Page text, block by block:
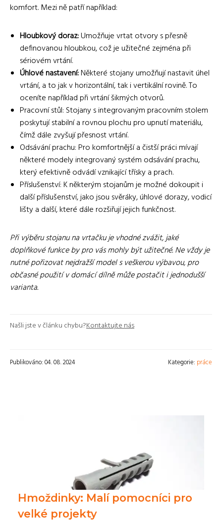
komfort. Mezi ně patří například:
Hloubkový doraz:Umožňuje vrtat otvory s přesně
definovanou hloubkou, což je užitečné zejména při
sériovém vrtání.
Úhlové nastavení:Některé stojany umožňují nastavit úhel
vrtání, a to jak v horizontální, tak i vertikální rovině. To
oceníte například při vrtání šikmých otvorů.
Pracovní stůl: Stojany s integrovaným pracovním stolem
poskytují stabilní a rovnou plochu pro upnutí materiálu,
čímž dále zvyšují přesnost vrtání.
Odsávání prachu: Pro komfortnější a čistší práci mívají
některé modely integrovaný systém odsávání prachu,
který efektivně odvádí vznikající třísky a prach.
Příslušenství: K některým stojanům je možné dokoupit i
další příslušenství, jako jsou svěráky, úhlové dorazy, vodicí
lišty a další, které dále rozšiřují jejich funkčnost.
Při výběru stojanu na vrtačku je vhodné zvážit, jaké
doplňkové funkce by pro vás mohly být užitečné. Ne vždy je
nutné pořizovat nejdražší model s veškerou výbavou, pro
občasné použití v domácí dílně může postačit i jednodušší
varianta.
Našli jste v článku chybu?Kontaktujte nás
Publikováno: 04. 08. 2024 Kategorie: práce
Hmoždinky: Malí pomocníci pro
velké projekty